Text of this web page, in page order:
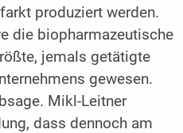
produziert werden.
die biopharmazeutische
jemals getätigte
gewesen.
Mikl-Leitner
dass dennoch am